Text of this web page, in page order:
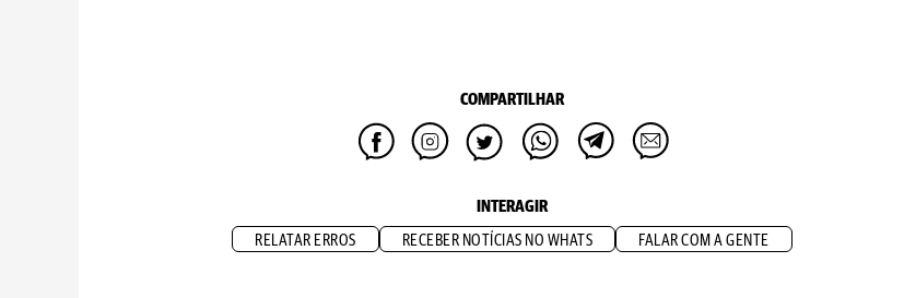
COMPARTILHAR
INTERAGIR
RELATAR ERROS RECEBER NOTÍCIAS NO WHATS FALAR COM A GENTE